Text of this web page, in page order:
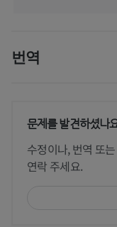
번역
문제를 발견하셨나
수정이나, 번역 또
연락 주세요.